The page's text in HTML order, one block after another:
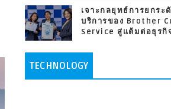
เจาะกลยุทธ์การยกระ
บริการของ Brother
Service สู่แต้มต่อธุรกิ
TECHNOLOGY